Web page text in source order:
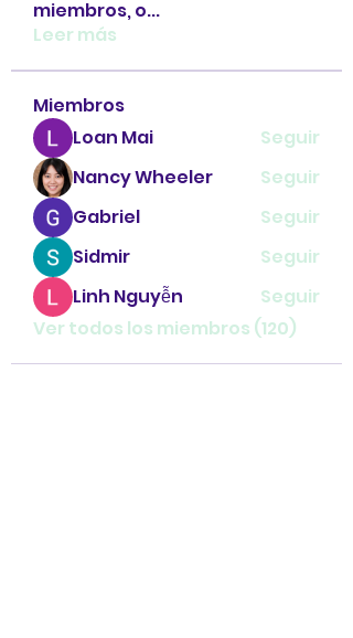
miembros, o...
Leer más
Miembros
Loan Mai
Seguir
Nancy Wheeler
Seguir
Gabriel
Seguir
Sidmir
Seguir
Linh Nguyễn
Seguir
Ver todos los miembros (120)